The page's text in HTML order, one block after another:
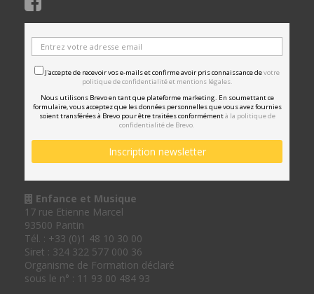
J'accepte de recevoir vos e-mails et confirme avoir pris connaissance devotre
politique de confidentialité et mentions légales.
Nous utilisons Brevo en tant que plateforme marketing. En soumettant ce
formulaire, vous acceptez que les données personnelles que vous avez fournies
soient transférées à Brevo pour être traitées conformémentà la politique de
confidentialité de Brevo.
Enfance et Musique
17 rue Etienne Marcel
93500 Pantin
Tél. : +33 (0)1 48 10 30 00
Siret : 324 322 577 000 36
Organisme de Formation déclaré
sous le n° : 11 93 00 484 93